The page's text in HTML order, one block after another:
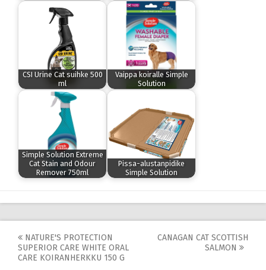
CSI Urine Cat suihke 500
ml
Vaippa koiralle Simple
Solution
Simple Solution Extreme
Cat Stain and Odour
Remover 750ml
Pissa-alustanpidike
Simple Solution
Post
navigation
NATURE'S PROTECTION
SUPERIOR CARE WHITE ORAL
CARE KOIRANHERKKU 150 G
CANAGAN CAT SCOTTISH
SALMON